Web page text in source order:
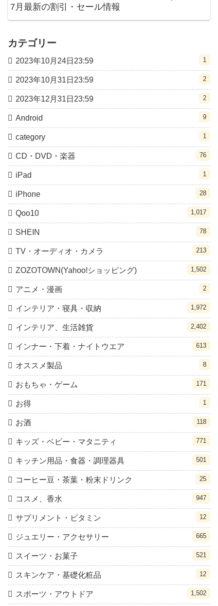
7月最新の割引・セール情報
カテゴリー
2023年10月24日23:59 1
2023年10月31日23:59 2
2023年12月31日23:59 2
Android 9
category 1
CD・DVD・楽器 76
iPad 1
iPhone 28
Qoo10 1,017
SHEIN 78
TV・オーディオ・カメラ 213
ZOZOTOWN(Yahoo!ショッピング) 1,502
アニメ・漫画 2
インテリア・寝具・収納 1,972
インテリア、生活雑貨 2,402
インナー・下着・ナイトウエア 613
オススメ製品 8
おもちゃ・ゲーム 171
お得 1
お酒 118
キッズ・ベビー・マタニティ 771
キッチン用品・食器・調理器具 501
コーヒー豆・茶葉・粉末ドリンク 25
コスメ、香水 947
サプリメント・ビタミン 12
ジュエリー・アクセサリー 665
スイーツ・お菓子 521
スキンケア・基礎化粧品 12
スポーツ・アウトドア 1,502